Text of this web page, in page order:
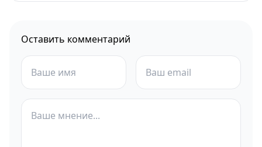
Оставить комментарий